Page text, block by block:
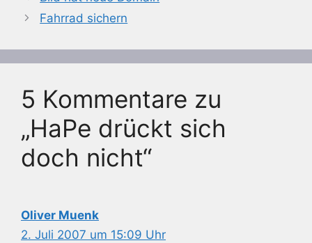
Fahrrad sichern
5 Kommentare zu
„HaPe drückt sich
doch nicht“
Oliver Muenk
2. Juli 2007 um 15:09 Uhr